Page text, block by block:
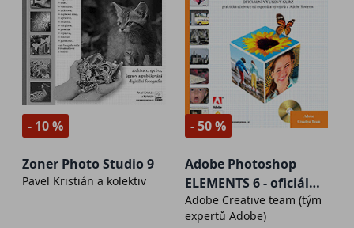
- 10 %
Zoner Photo Studio 9
Pavel Kristián a kolektiv
- 50 %
Adobe Photoshop
ELEMENTS 6 - oficiální
výukový kurz
Adobe Creative team (tým
expertů Adobe)